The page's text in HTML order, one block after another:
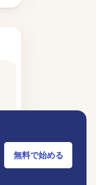
無料で始める